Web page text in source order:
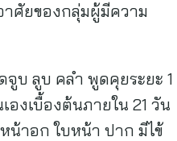
าศัยของกลุ่มผู้มีความ
บ ลูบ คลำ พูดคุยระยะ 1
งเบื้องต้นภายใน 21 วัน
น้าอก ใบหน้า ปาก มีไข้